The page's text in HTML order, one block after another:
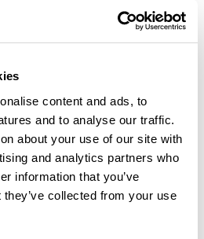
content and ads, to
and to analyse our traffic.
about your use of our site with
and analytics partners who
information that you’ve
collected from your use
à ajouter un avis !
un avis